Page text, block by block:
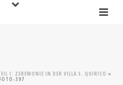
I: ZEREMONIE IN DER VILLA S. QUIRICO »
397